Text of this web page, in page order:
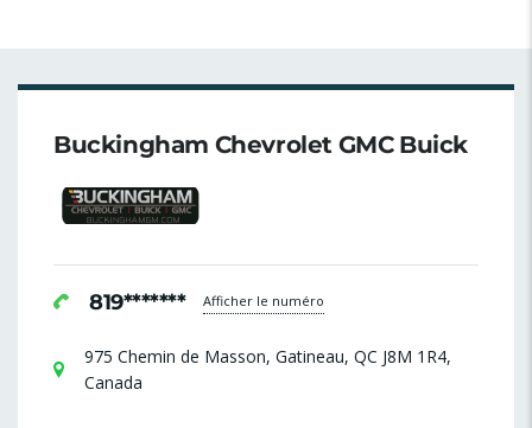
Buckingham Chevrolet GMC Buick
819******* Afficher le numéro
975 Chemin de Masson, Gatineau, QC J8M 1R4,
Canada